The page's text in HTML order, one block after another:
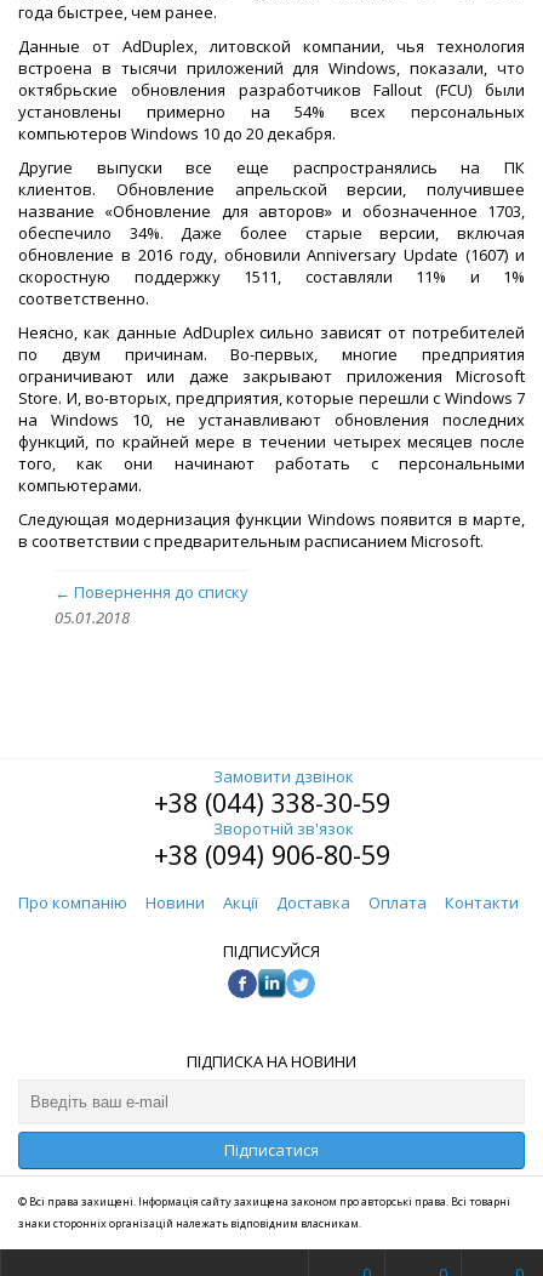
года быстрее, чем ранее.
Данные от AdDuplex, литовской компании, чья технология
встроена в тысячи приложений для Windows, показали, что
октябрьские обновления разработчиков Fallout (FCU) были
установлены примерно на 54% всех персональных
компьютеров Windows 10 до 20 декабря.
Другие выпуски все еще распространялись на ПК
клиентов. Обновление апрельской версии, получившее
название «Обновление для авторов» и обозначенное 1703,
обеспечило 34%. Даже более старые версии, включая
обновление в 2016 году, обновили Anniversary Update (1607) и
скоростную поддержку 1511, составляли 11% и 1%
соответственно.
Неясно, как данные AdDuplex сильно зависят от потребителей
по двум причинам. Во-первых, многие предприятия
ограничивают или даже закрывают приложения Microsoft
Store. И, во-вторых, предприятия, которые перешли с Windows 7
на Windows 10, не устанавливают обновления последних
функций, по крайней мере в течении четырех месяцев после
того, как они начинают работать с персональными
компьютерами.
Следующая модернизация функции Windows появится в марте,
в соответствии с предварительным расписанием Microsoft.
← Повернення до списку
05.01.2018
Замовити дзвінок
+38 (044) 338-30-59
Зворотній зв'язок
+38 (094) 906-80-59
Про компанію Новини Акції Доставка Оплата Контакти
ПІДПИСУЙСЯ
ПІДПИСКА НА НОВИНИ
Підписатися
© Всі права захищені. Інформація сайту захищена законом про авторські права. Всі товарні
знаки сторонніх організацій належать відповідним власникам.